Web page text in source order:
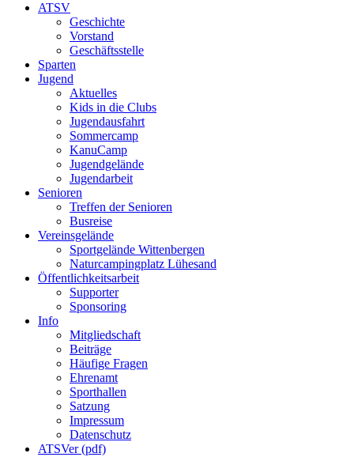
ATSV
Geschichte
Vorstand
Geschäftsstelle
Sparten
Jugend
Aktuelles
Kids in die Clubs
Jugendausfahrt
Sommercamp
KanuCamp
Jugendgelände
Jugendarbeit
Senioren
Treffen der Senioren
Busreise
Vereinsgelände
Sportgelände Wittenbergen
Naturcampingplatz Lühesand
Öffentlichkeitsarbeit
Supporter
Sponsoring
Info
Mitgliedschaft
Beiträge
Häufige Fragen
Ehrenamt
Sporthallen
Satzung
Impressum
Datenschutz
ATSVer (pdf)